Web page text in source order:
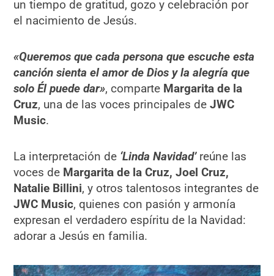
un tiempo de gratitud, gozo y celebración por
el nacimiento de Jesús.
«Queremos que cada persona que escuche esta
canción sienta el amor de Dios y la alegría que
solo Él puede dar», comparte Margarita de la
Cruz, una de las voces principales deJWC
Music.
La interpretación de ‘Linda Navidad’ reúne las
voces de Margarita de la Cruz, Joel Cruz,
Natalie Billini, y otros talentosos integrantes de
JWC Music, quienes con pasión y armonía
expresan el verdadero espíritu de la Navidad:
adorar a Jesús en familia.